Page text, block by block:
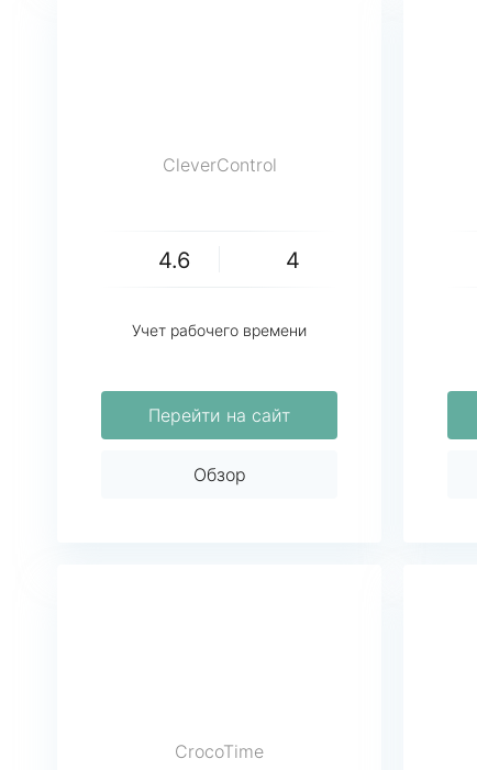
CleverControl
4.6 4
Учет рабочего времени
Перейти на сайт
Обзор
CrocoTime